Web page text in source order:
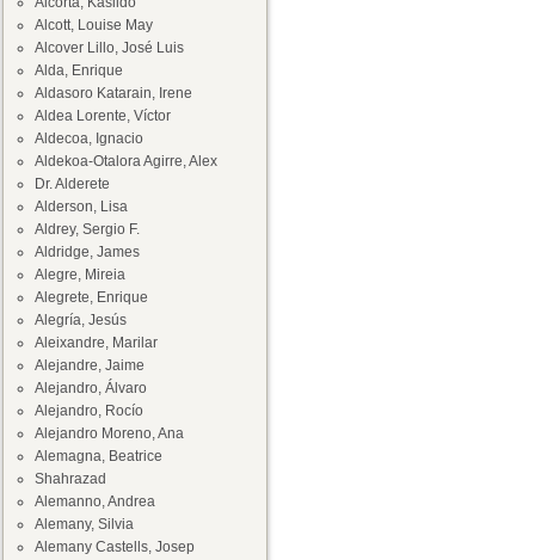
Alcott, Louise May
Alcover Lillo, José Luis
Alda, Enrique
Aldasoro Katarain, Irene
Aldea Lorente, Víctor
Aldecoa, Ignacio
Aldekoa-Otalora Agirre, Alex
Dr. Alderete
Alderson, Lisa
Aldrey, Sergio F.
Aldridge, James
Alegre, Mireia
Alegrete, Enrique
Alegría, Jesús
Aleixandre, Marilar
Alejandre, Jaime
Alejandro, Álvaro
Alejandro, Rocío
Alejandro Moreno, Ana
Alemagna, Beatrice
Shahrazad
Alemanno, Andrea
Alemany, Silvia
Alemany Castells, Josep